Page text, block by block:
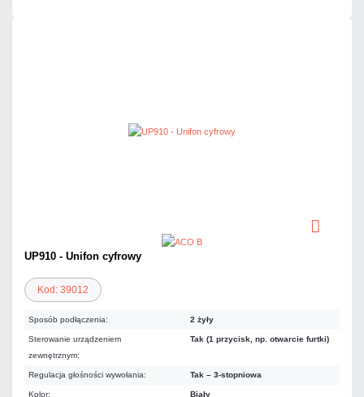
UP910 - Unifon cyfrowy
Kod: 39012
Sposób podłączenia: 2 żyły
Sterowanie urządzeniem
zewnętrznym:
Tak (1 przycisk, np. otwarcie furtki)
Regulacja głośności wywołania: Tak – 3-stopniowa
Kolor: Biały